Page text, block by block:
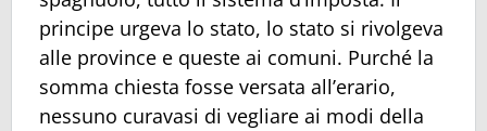
principe urgeva lo stato, lo stato si rivolgeva
alle province e queste ai comuni. Purché la
somma chiesta fosse versata all’erario,
nessuno curavasi di vegliare ai modi della